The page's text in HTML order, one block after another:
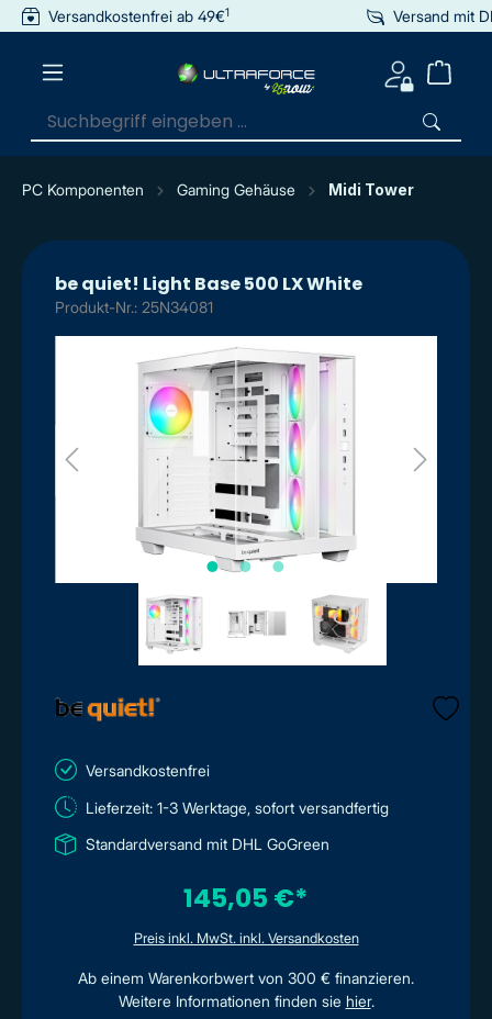
springen
Versandkostenfrei ab 49€1 Versand mit
PC Komponenten Gaming Gehäuse Midi Tower
be quiet! Light Base 500 LX White
Produkt-Nr.: 25N34081
Versandkostenfrei
Lieferzeit: 1-3 Werktage, sofort versandfertig
Standardversand mit DHL GoGreen
145,05 €*
Preis inkl. MwSt. inkl. Versandkosten
Ab einem Warenkorbwert von 300 € finanzieren.
Weitere Informationen finden sie hier.